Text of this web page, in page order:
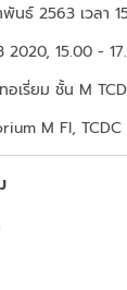
นธ์ 2563 เวลา
2020, 15.00 -
เรี่ยม ชั้น M
M Fl, TCDC